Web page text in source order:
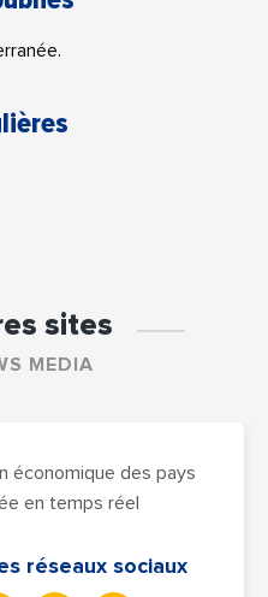
sites
MEDIA
économique des pays
en temps réel
réseaux sociaux